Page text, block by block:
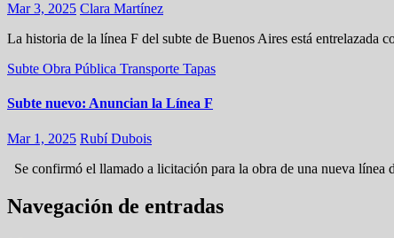
Mar 3, 2025 Clara Martínez
La historia de la línea F del subte de Buenos Aires está entrelazada
Subte Obra Pública Transporte Tapas
Subte nuevo: Anuncian la Línea F
Mar 1, 2025 Rubí Dubois
Se confirmó el llamado a licitación para la obra de una nueva
Navegación de entradas